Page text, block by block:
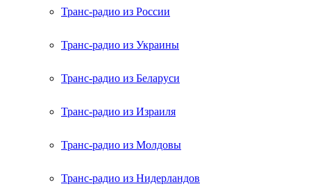
Транс-радио из России
Транс-радио из Украины
Транс-радио из Беларуси
Транс-радио из Израиля
Транс-радио из Молдовы
Транс-радио из Нидерландов